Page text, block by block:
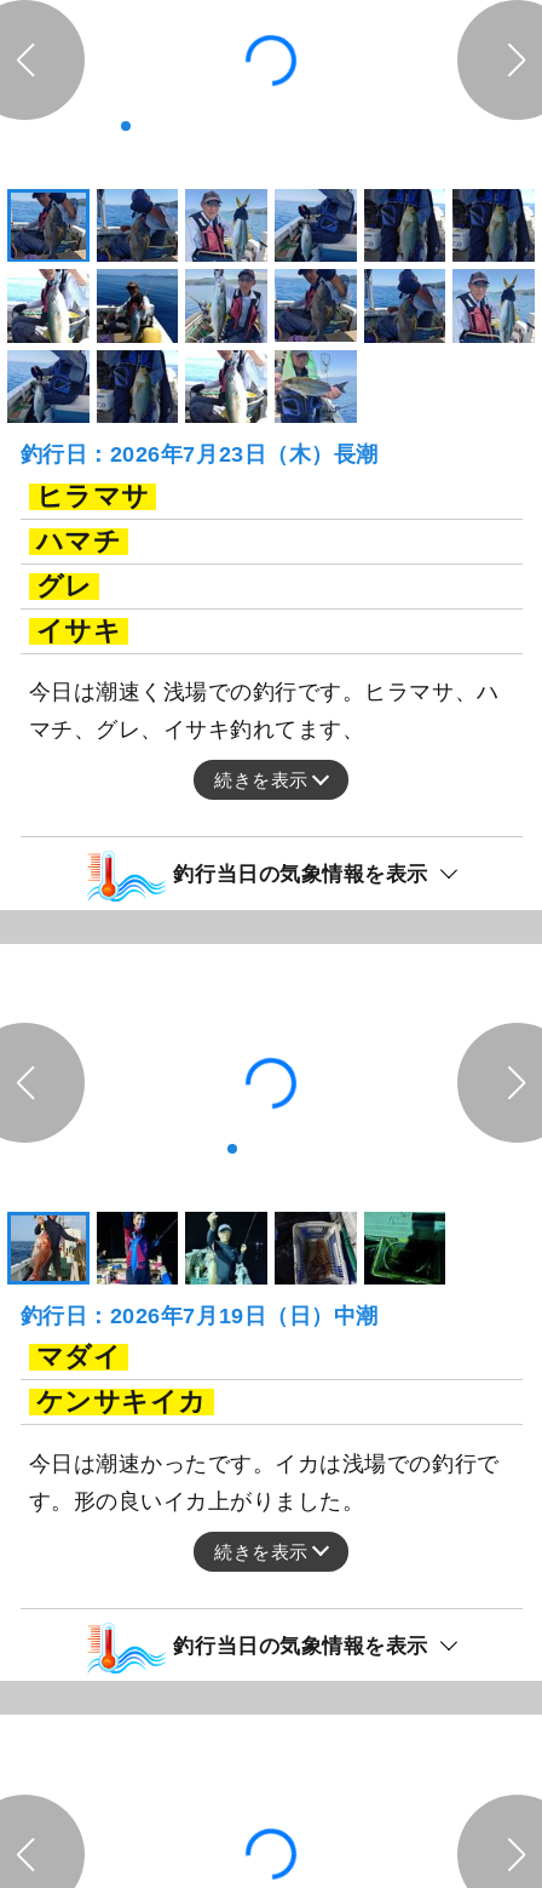
釣行日：2026年7月23日（木）長潮
ヒラマサ
ハマチ
グレ
イサキ
今日は潮速く浅場での釣行です。ヒラマサ、ハ
マチ、グレ、イサキ釣れてます、
続きを表示
釣行当日の気象情報を表示
釣行日：2026年7月19日（日）中潮
マダイ
ケンサキイカ
今日は潮速かったです。イカは浅場での釣行で
す。形の良いイカ上がりました。
続きを表示
釣行当日の気象情報を表示